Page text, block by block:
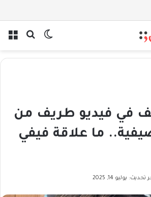
نصف قرن في مدرسة البحر مع غسان المزيدي
بحثالوضع
في فيديو طريف من
ما علاقة فيفي
تحديث: يوليو 14, 2025